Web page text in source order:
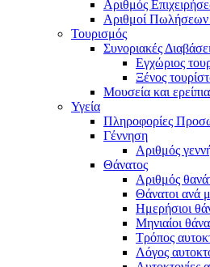
Αριθμός
Αριθμοί Πωλήσεων
Τουρισμός
Συνοριακές
Εγχώριος
Ξένος
Μουσεία και ερείπια
Υγεία
Πληροφορίες
Γέννηση
Αριθμός
Θάνατος
Αριθμός
Θάνατοι ανά
Ημερήσιοι
Μηνιαίοι
Τρόπος
Λόγος